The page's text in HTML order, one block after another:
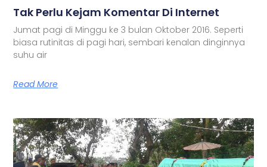
Tak Perlu Kejam Komentar Di Internet
Jumat pagi di Minggu ke 3 bulan Oktober 2016. Seperti
biasa rutinitas di pagi hari, sembari kenalan dinginnya
suhu air
Read More